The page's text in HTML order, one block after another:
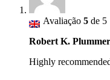
Avaliação 5 de 5
Robert K. Plummer
Highly